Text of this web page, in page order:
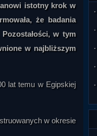
istotny krok w
że badania
w tym
w najbliższym
lat temu w Egipskiej
w okresie
·
·
·
·
·